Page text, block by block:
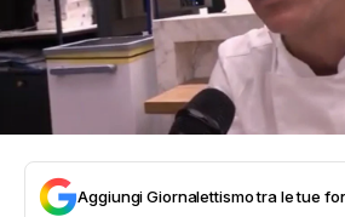
Aggiungi Giornalettismo tra le tue